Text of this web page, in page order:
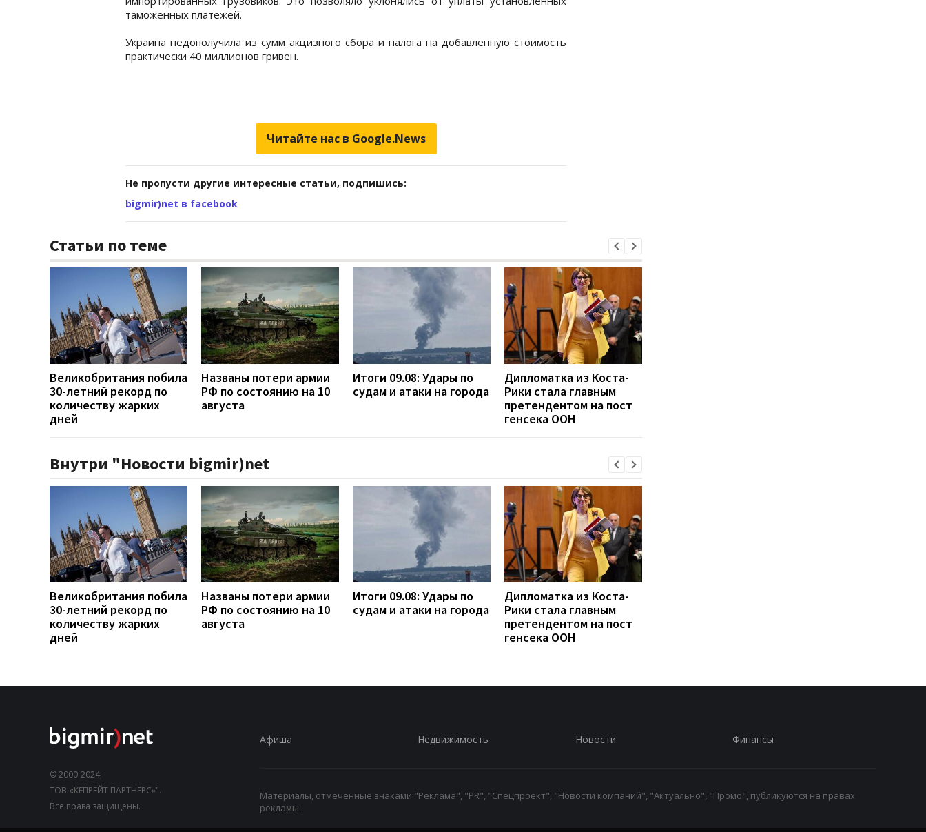
таможенных платежей.
Украина недополучила из сумм акцизного сбора и налога на добавленную стоимость
практически 40 миллионов гривен.
Читайте нас в Google.News
Не пропусти другие интересные статьи, подпишись:
bigmir)net в facebook
Статьи по теме
Великобритания побила
30-летний рекорд по
количеству жарких
дней
Названы потери армии
РФ по состоянию на 10
августа
Итоги 09.08: Удары по
судам и атаки на города
Дипломатка из Коста-
Рики стала главным
претендентом на пост
генсека ООН
Внутри "Новости bigmir)net
Великобритания побила
30-летний рекорд по
количеству жарких
дней
Названы потери армии
РФ по состоянию на 10
августа
Итоги 09.08: Удары по
судам и атаки на города
Дипломатка из Коста-
Рики стала главным
претендентом на пост
генсека ООН
© 2000-2024,
ТОВ «КЕПРЕЙТ ПАРТНЕРС»".
Все права защищены.
Афиша Недвижимость Новости Финансы
Материалы, отмеченные знаками "Реклама", "PR", "Спецпроект", "Новости компаний", "Актуально", "Промо", публикуются на правах
рекламы.